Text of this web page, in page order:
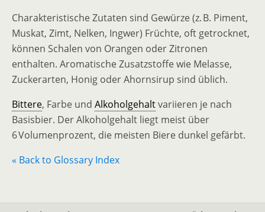
Charakteristische Zutaten sind Gewürze (z. B. Piment,
Muskat, Zimt, Nelken, Ingwer) Früchte, oft getrocknet,
können Schalen von Orangen oder Zitronen
enthalten. Aromatische Zusatzstoffe wie Melasse,
Zuckerarten, Honig oder Ahornsirup sind üblich.
Bittere, Farbe und Alkoholgehaltvariieren je nach
Basisbier. Der Alkoholgehalt liegt meist über
6 Volumenprozent, die meisten Biere dunkel gefärbt.
« Back to Glossary Index